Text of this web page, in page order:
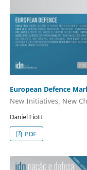
European Defence
New Initiatives, New
Daniel Fiott
PDF